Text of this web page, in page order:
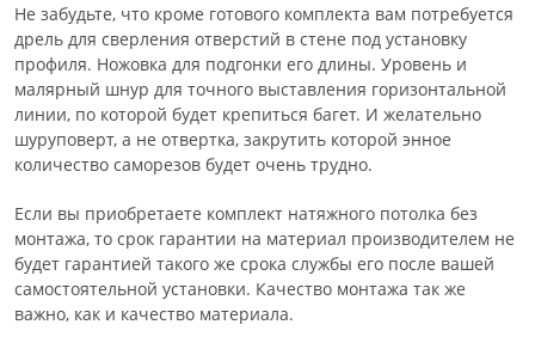
Не забудьте, что кроме готового комплекта вам потребуется
дрель для сверления отверстий в стене под установку
профиля. Ножовка для подгонки его длины. Уровень и
малярный шнур для точного выставления горизонтальной
линии, по которой будет крепиться багет. И желательно
шуруповерт, а не отвертка, закрутить которой энное
количество саморезов будет очень трудно.
Если вы приобретаете комплект натяжного потолка без
монтажа, то срок гарантии на материал производителем не
будет гарантией такого же срока службы его после вашей
самостоятельной установки. Качество монтажа так же
важно, как и качество материала.